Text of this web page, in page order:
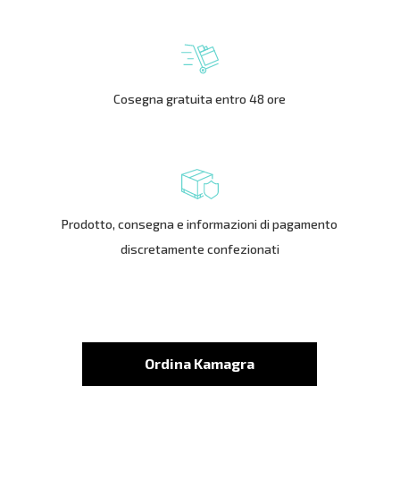
Cosegna gratuita entro 48 ore
Prodotto, consegna e informazioni di pagamento
discretamente confezionati
Ordina Kamagra